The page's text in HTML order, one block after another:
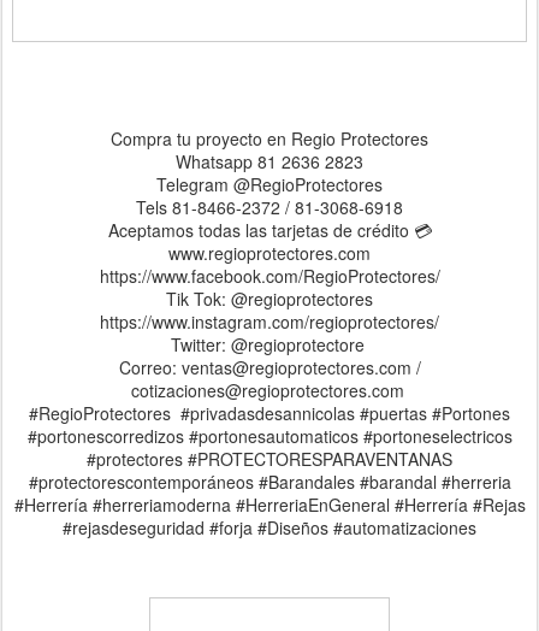
Compra tu proyecto en Regio Protectores
Whatsapp 81 2636 2823
Telegram @RegioProtectores
Tels 81-8466-2372 / 81-3068-6918
Aceptamos todas las tarjetas de crédito 💳
www.regioprotectores.com
https://www.facebook.com/RegioProtectores/
Tik Tok: @regioprotectores
https://www.instagram.com/regioprotectores/
Twitter: @regioprotectore
Correo: ventas@regioprotectores.com /
cotizaciones@regioprotectores.com
#RegioProtectores #privadasdesannicolas #puertas #Portones
#portonescorredizos #portonesautomaticos #portoneselectricos
#protectores #PROTECTORESPARAVENTANAS
#protectorescontemporáneos #Barandales #barandal #herreria
#Herrería #herreriamoderna #HerreriaEnGeneral #Herrería #Rejas
#rejasdeseguridad #forja #Diseños #automatizaciones